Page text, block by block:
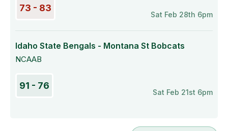
73 - 83
Sat Feb 28th 6pm
Idaho State Bengals - Montana St Bobcats
NCAAB
91 - 76
Sat Feb 21st 6pm